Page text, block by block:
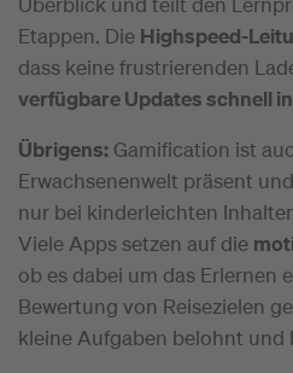
Etappen. Die Highspeed-
dass keine frustrierenden
verfügbare Updates schnell
Übrigens: Gamification ist
Erwachsenenwelt präsent
nur bei kinderleichten
Viele Apps setzen auf die
ob es dabei um das Erlernen
Bewertung von Reisezielen
kleine Aufgaben belohnt und